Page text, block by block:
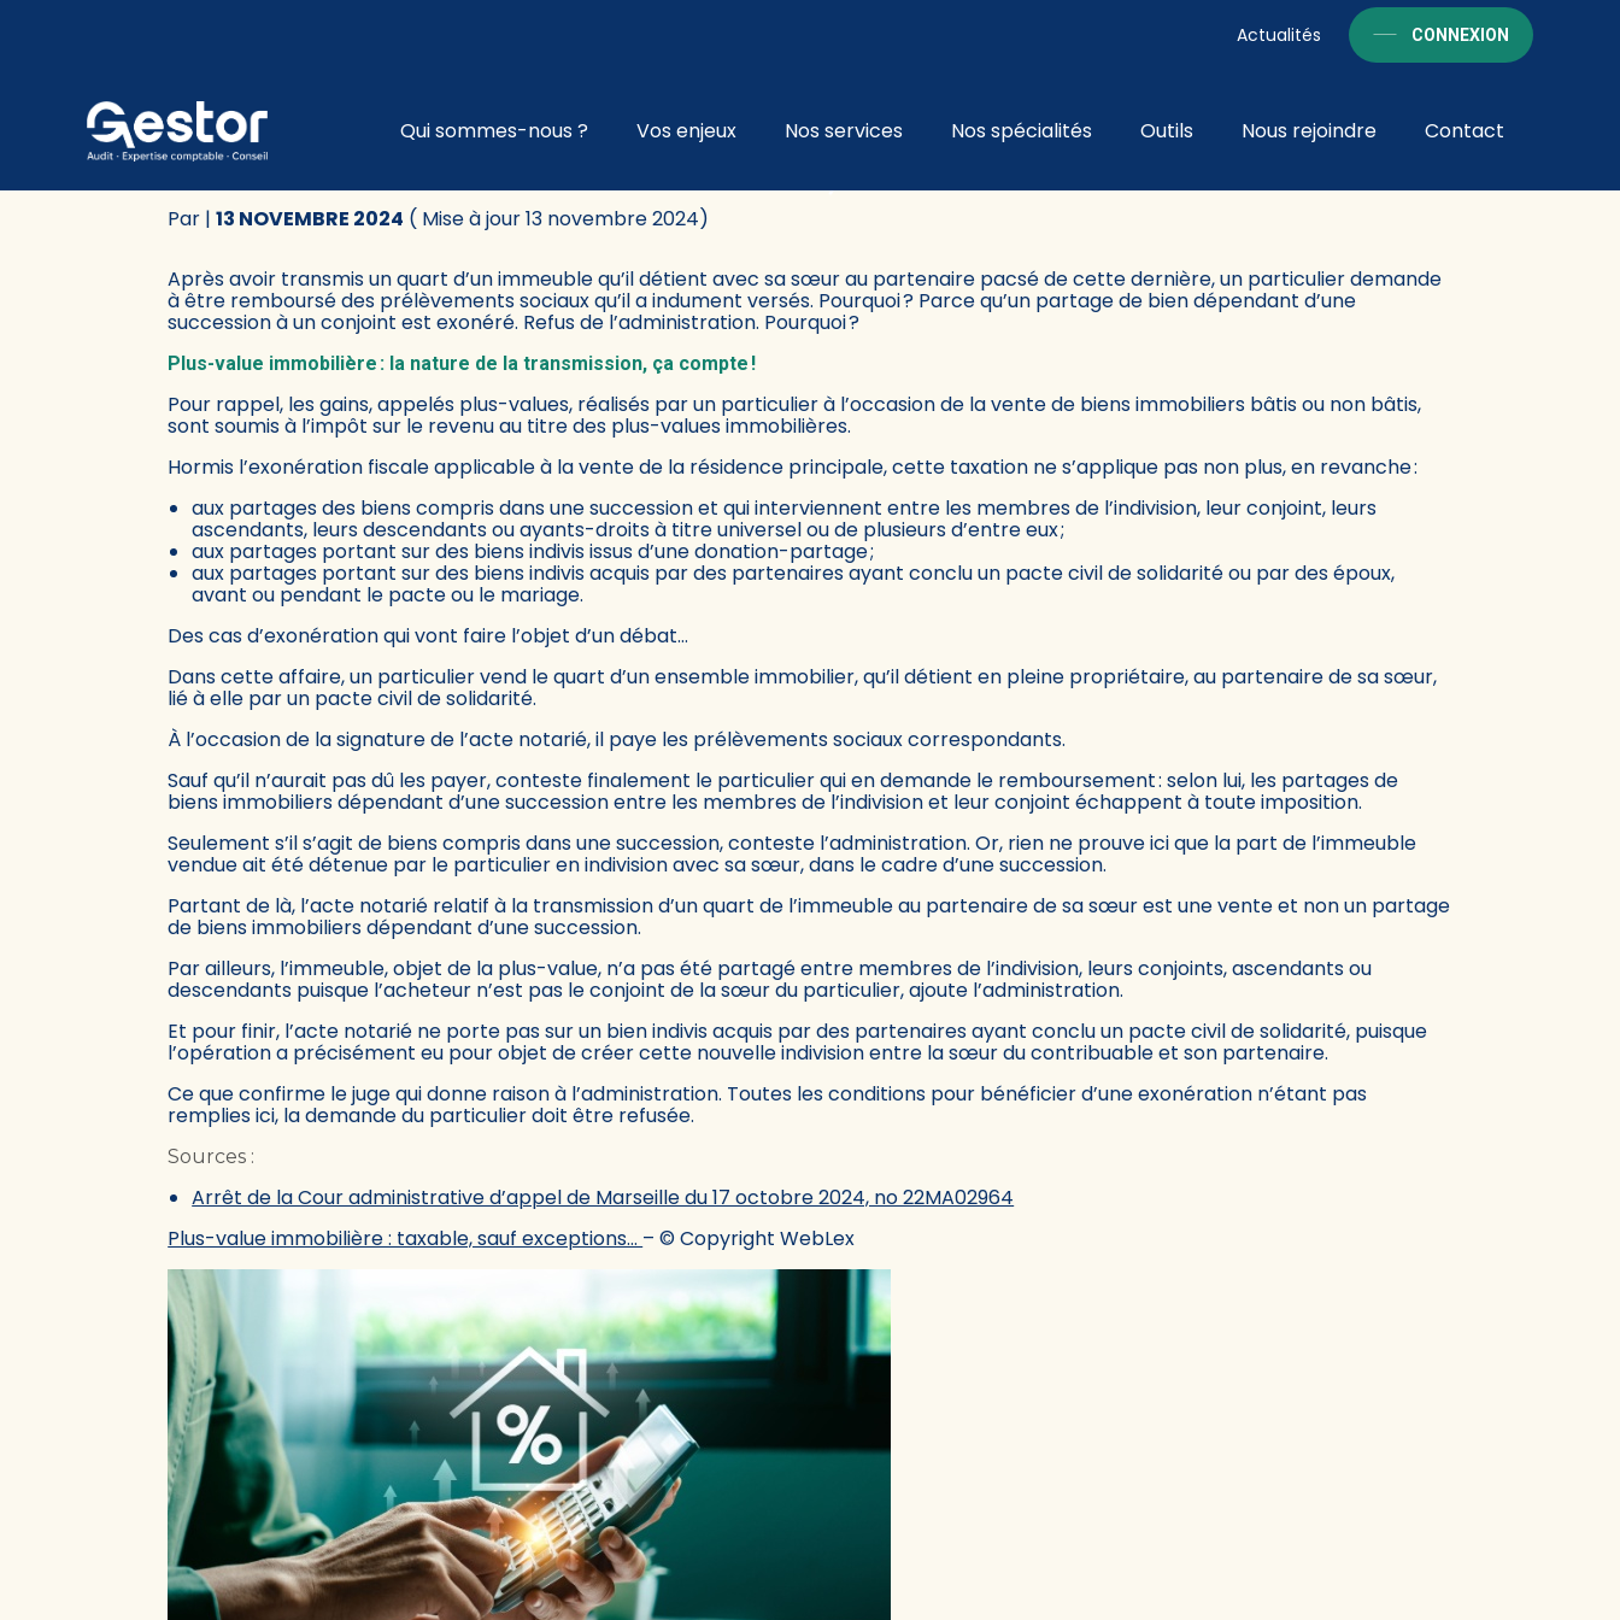
Actualités CONNEXION
Aller
au
Principal
Qui sommes-nous ? Vos enjeux Nos services Nos spécialités Outils Nous rejoindre Contact
PLUS-VALUE IMMOBILIÈRE : TAXABLE, SAUF EXCEPTIONS…
Par |13 NOVEMBRE 2024 ( Mise à jour 13 novembre 2024)
Après avoir transmis un quart d’un immeuble qu’il détient avec sa sœur au partenaire pacsé de cette dernière, un particulier demande
à être remboursé des prélèvements sociaux qu’il a indument versés. Pourquoi ? Parce qu’un partage de bien dépendant d’une
succession à un conjoint est exonéré. Refus de l’administration. Pourquoi ?
Plus-value immobilière : la nature de la transmission, ça compte !
Pour rappel, les gains, appelés plus-values, réalisés par un particulier à l’occasion de la vente de biens immobiliers bâtis ou non bâtis,
sont soumis à l’impôt sur le revenu au titre des plus-values immobilières.
Hormis l’exonération fiscale applicable à la vente de la résidence principale, cette taxation ne s’applique pas non plus, en revanche :
aux partages des biens compris dans une succession et qui interviennent entre les membres de l’indivision, leur conjoint, leurs
ascendants, leurs descendants ou ayants-droits à titre universel ou de plusieurs d’entre eux ;
aux partages portant sur des biens indivis issus d’une donation-partage ;
aux partages portant sur des biens indivis acquis par des partenaires ayant conclu un pacte civil de solidarité ou par des époux,
avant ou pendant le pacte ou le mariage.
Des cas d’exonération qui vont faire l’objet d’un débat…
Dans cette affaire, un particulier vend le quart d’un ensemble immobilier, qu’il détient en pleine propriétaire, au partenaire de sa sœur,
lié à elle par un pacte civil de solidarité.
À l’occasion de la signature de l’acte notarié, il paye les prélèvements sociaux correspondants.
Sauf qu’il n’aurait pas dû les payer, conteste finalement le particulier qui en demande le remboursement : selon lui, les partages de
biens immobiliers dépendant d’une succession entre les membres de l’indivision et leur conjoint échappent à toute imposition.
Seulement s’il s’agit de biens compris dans une succession, conteste l’administration. Or, rien ne prouve ici que la part de l’immeuble
vendue ait été détenue par le particulier en indivision avec sa sœur, dans le cadre d’une succession.
Partant de là, l’acte notarié relatif à la transmission d’un quart de l’immeuble au partenaire de sa sœur est une vente et non un partage
de biens immobiliers dépendant d’une succession.
Par ailleurs, l’immeuble, objet de la plus-value, n’a pas été partagé entre membres de l’indivision, leurs conjoints, ascendants ou
descendants puisque l’acheteur n’est pas le conjoint de la sœur du particulier, ajoute l’administration.
Et pour finir, l’acte notarié ne porte pas sur un bien indivis acquis par des partenaires ayant conclu un pacte civil de solidarité, puisque
l’opération a précisément eu pour objet de créer cette nouvelle indivision entre la sœur du contribuable et son partenaire.
Ce que confirme le juge qui donne raison à l’administration. Toutes les conditions pour bénéficier d’une exonération n’étant pas
remplies ici, la demande du particulier doit être refusée.
Sources :
Arrêt de la Cour administrative d’appel de Marseille du 17 octobre 2024, no 22MA02964
Plus-value immobilière : taxable, sauf exceptions… – © Copyright WebLex